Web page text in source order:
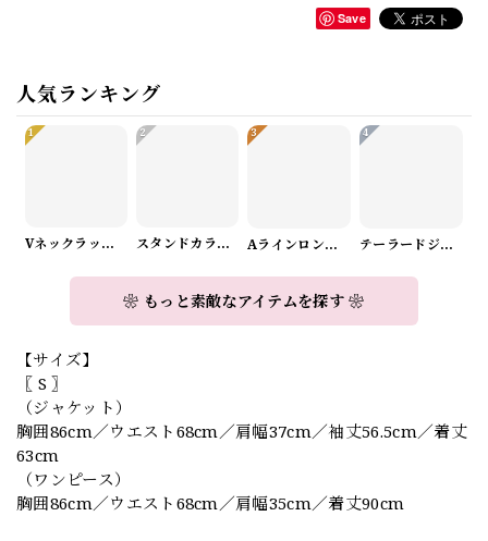
Save
人気ランキング
1
Vネックラップデザインニット（3color） A1008
2
スタンドカラーロングスリーブリボンブラウス（3color） A1126
3
Aラインロングワンピース（2color） A0908
4
テーラードジャケット＆ワイドパンツスーツwithスカーフ A0987
❀ もっと素敵なアイテムを探す ❀
【サイズ】
〖 S 〗
（ジャケット）
胸囲86cm／ウエスト68cm／肩幅37cm／袖丈56.5cm／着丈
63cm
（ワンピース）
胸囲86cm／ウエスト68cm／肩幅35cm／着丈90cm